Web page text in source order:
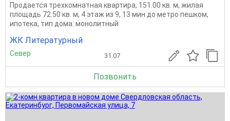
Продается трехкомнатная квартира, 151.00 кв. м, жилая
площадь 72.50 кв. м, 4 этаж из 9, 13 мин до метро пешком,
ипотека, тип дома: монолитный
ЖК Литературный
Север 31.07
Позвонить